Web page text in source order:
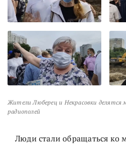
Жители Люберец и Некрасовки делятся
радиополей
Люди стали обращаться ко